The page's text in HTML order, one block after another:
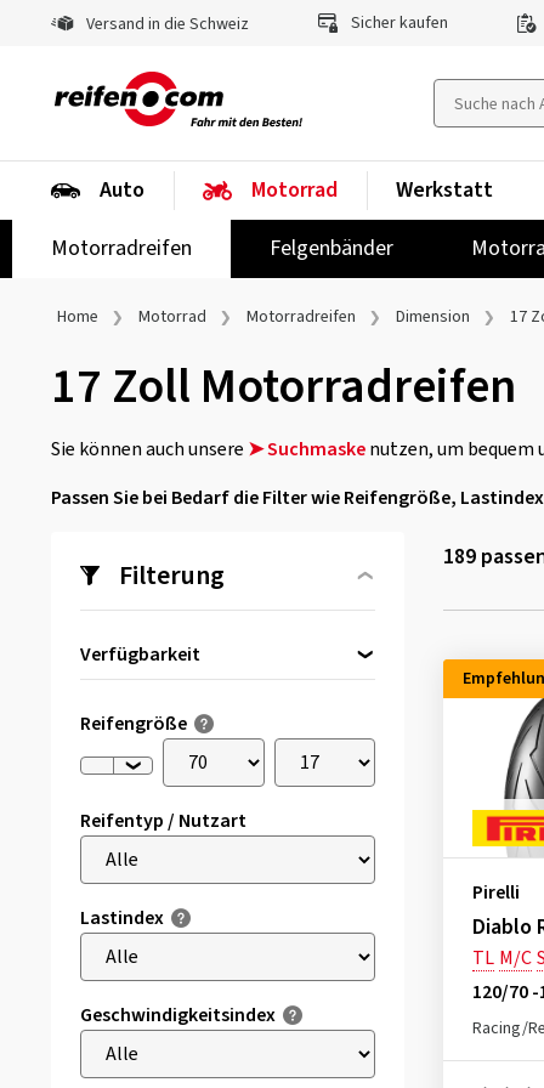
Versand in die Schweiz Sicher kaufen
Auto
Motorrad
Motorradreifen
Felgenbänder
Werkstatt
Home Motorrad Motorradreifen Dimension 17
17 Zoll Motorradreifen
Sie können auch unsere ➤ Suchmaskenutzen, um bequem
Passen Sie bei Bedarf die Filter wie Reifengröße,
Filterung
Verfügbarkeit
Reifengröße
Reifentyp / Nutzart
Lastindex
Geschwindigkeitsindex
189
Pirelli
Diablo
TL M/C
120/70 -
Racing/